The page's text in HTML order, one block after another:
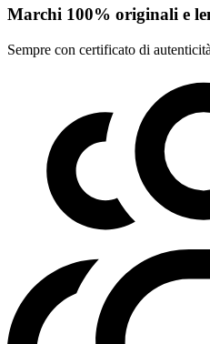
Marchi 100% originali e
Sempre con certificato di